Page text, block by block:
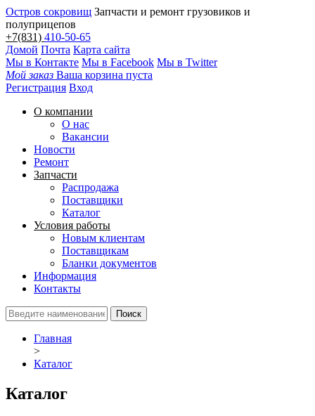
Остров сокровищ Запчасти и ремонт грузовиков и
полуприцепов
+7(831) 410-50-65
Домой Почта Карта сайта
Мы в Контакте Мы в Facebook Мы в Twitter
Мой заказ Ваша корзина пуста
Регистрация Вход
О компании
О нас
Вакансии
Новости
Ремонт
Запчасти
Распродажа
Поставщики
Каталог
Условия работы
Новым клиентам
Поставщикам
Бланки документов
Информация
Контакты
Главная
>
Каталог
Каталог